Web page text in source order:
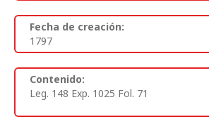
Fecha de creación:
1797
Contenido:
Leg. 148 Exp. 1025 Fol. 71